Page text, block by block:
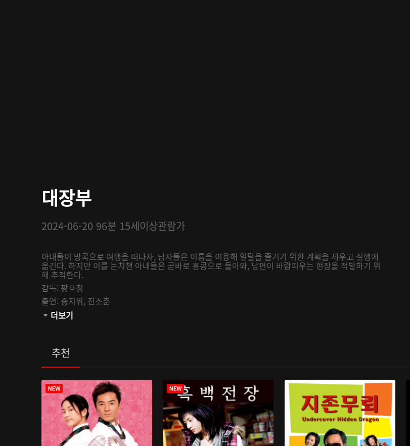
대장부
2024-06-20 96분 15세이상관람가
아내들이 방콕으로 여행을 떠나자, 남자들은 이틈을 이용해 일탈을 즐기기 위한 계획을 세우고 실행에
옮긴다. 하지만 이를 눈치챈 아내들은 곧바로 홍콩으로 돌아와, 남편이 바람피우는 현장을 적발하기 위
해 추적한다.
감독: 팡호청
출연: 증지위, 진소춘
관람등급:
더보기
추천